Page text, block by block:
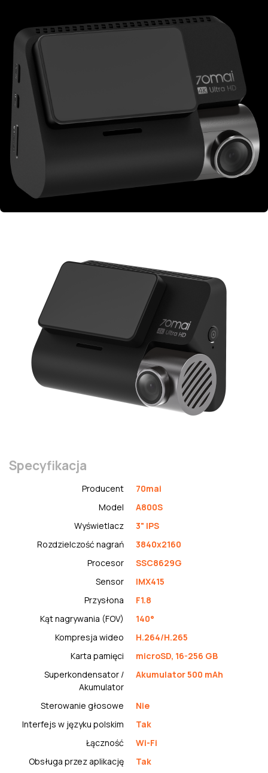
Specyfikacja
Producent
70mai
Model
A800S
Wyświetlacz
3" IPS
Rozdzielczość nagrań
3840x2160
Procesor
SSC8629G
Sensor
IMX415
Przysłona
F1.8
Kąt nagrywania (FOV)
140°
Kompresja wideo
H.264/H.265
Karta pamięci
microSD, 16-256 GB
Superkondensator /
Akumulator
Akumulator 500 mAh
Sterowanie głosowe
Nie
Interfejs w języku polskim
Tak
Łączność
Wi-Fi
Obsługa przez aplikację
Tak